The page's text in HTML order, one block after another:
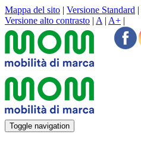
Mappa del sito | Versione Standard |
Versione alto contrasto | A | A+ |
Toggle navigation